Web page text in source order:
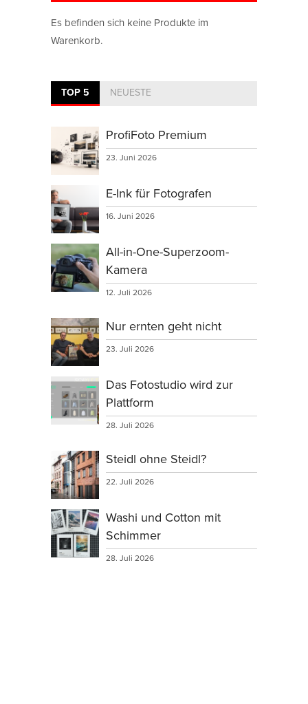
Es befinden sich keine Produkte im
Warenkorb.
TOP 5 NEUESTE
ProfiFoto Premium
23. Juni 2026
E-Ink für Fotografen
16. Juni 2026
All-in-One-Superzoom-
Kamera
12. Juli 2026
Nur ernten geht nicht
23. Juli 2026
Das Fotostudio wird zur
Plattform
28. Juli 2026
Steidl ohne Steidl?
22. Juli 2026
Washi und Cotton mit
Schimmer
28. Juli 2026